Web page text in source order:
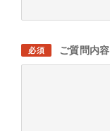
必須 ご質問内容